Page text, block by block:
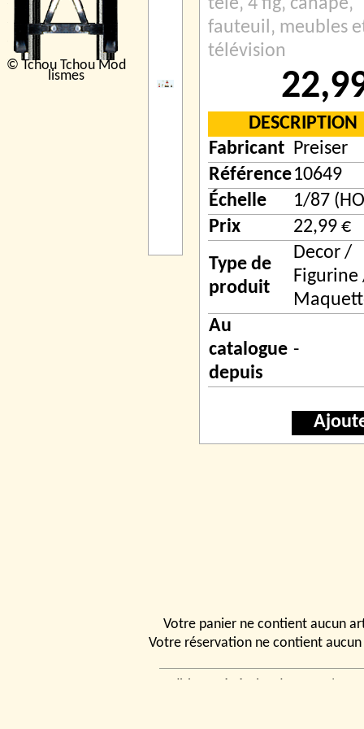
© Tchou Tchou Mod
lismes
télé‚ 4 fig‚ canapé‚
fauteuil‚ meubles
télévision
DESCRIPTION
Fabricant Preiser
Référence10649
Échelle
1/87
Prix
22,99 €
Type de
produit
Decor /
Figurine
Au
catalogue
depuis
-
Votre panier ne contient aucun
Votre réservation ne contient